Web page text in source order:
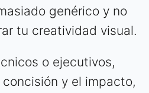
genérico y no
tu creatividad visual.
o ejecutivos,
y el impacto,